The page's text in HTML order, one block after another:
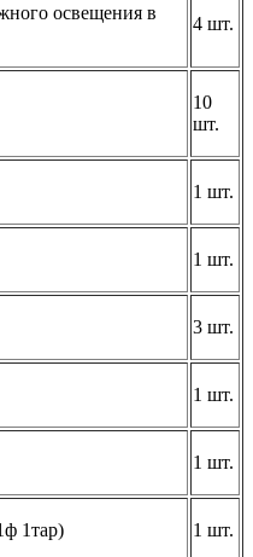
освещения в
4 шт.
10
шт.
1 шт.
1 шт.
3 шт.
1 шт.
1 шт.
1тар) 1 шт.